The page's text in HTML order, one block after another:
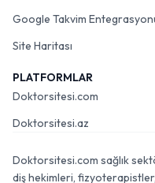
Google Takvim
Site Haritası
PLATFORMLAR
Doktorsitesi.com
Doktorsitesi.az
Doktorsitesi.com sağlık
diş hekimleri,